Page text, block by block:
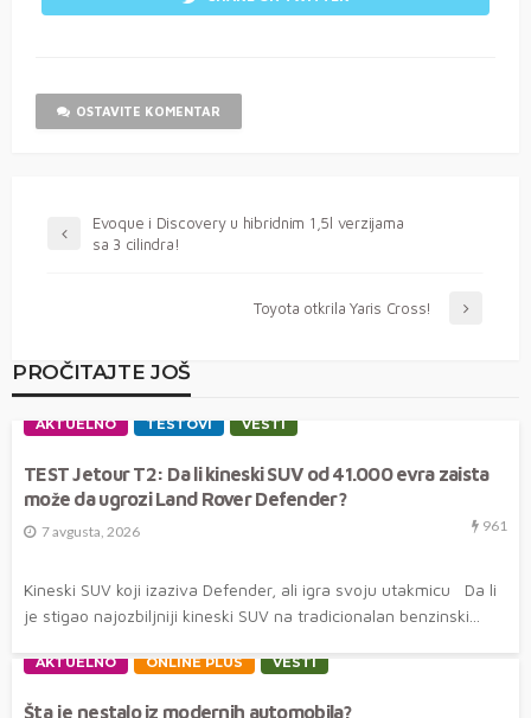
OSTAVITE KOMENTAR
Evoque i Discovery u hibridnim 1,5l verzijama
sa 3 cilindra!
Toyota otkrila Yaris Cross!
PROČITAJTE JOŠ
AKTUELNO TESTOVI VESTI
TEST Jetour T2: Da li kineski SUV od 41.000 evra zaista
može da ugrozi Land Rover Defender?
7 avgusta, 2026 961
Kineski SUV koji izaziva Defender, ali igra svoju utakmicu Da li
je stigao najozbiljniji kineski SUV na tradicionalan benzinski...
AKTUELNO ONLINE PLUS VESTI
Šta je nestalo iz modernih automobila?